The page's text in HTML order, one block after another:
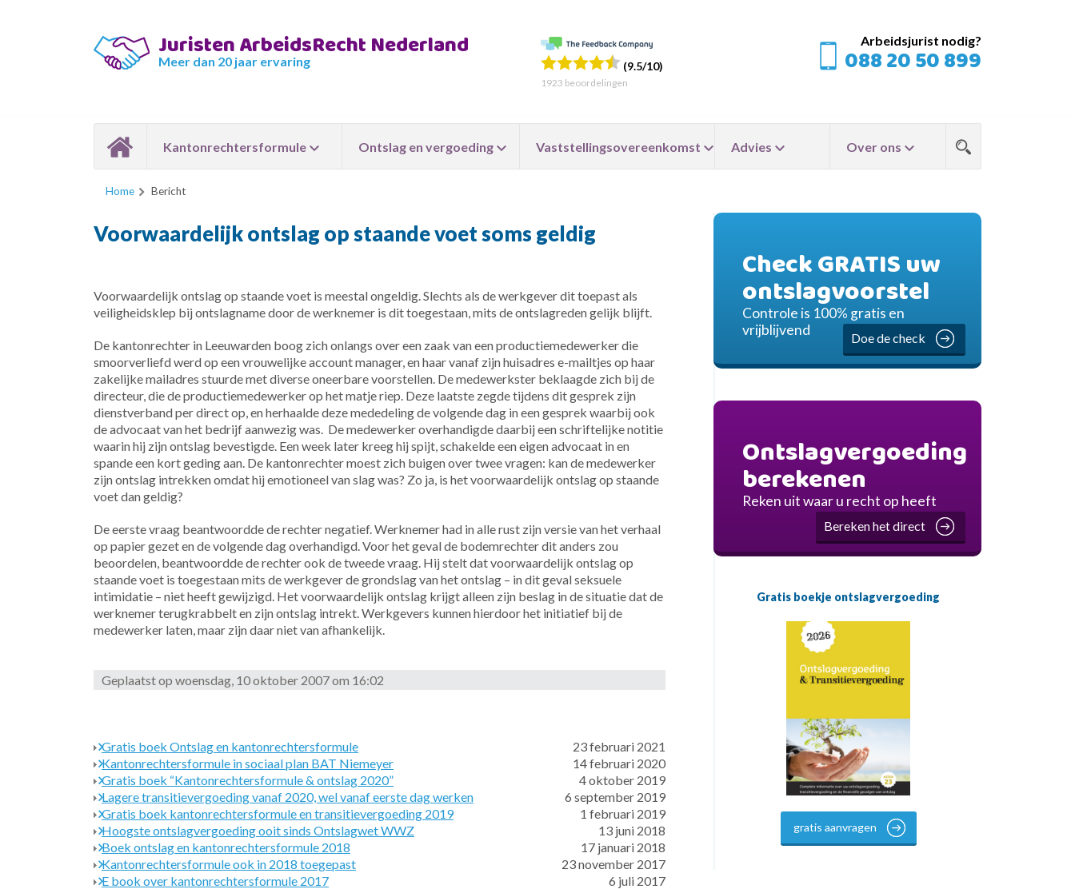
Juristen ArbeidsRecht Nederland
Meer dan 20 jaar ervaring (9.5/10)
1923 beoordelingen
Arbeidsjurist nodig?
088 20 50 899
Kantonrechtersformule Ontslag en vergoeding Vaststellingsovereenkomst Advies Over ons
Home Bericht
Voorwaardelijk ontslag op staande voet soms geldig
Voorwaardelijk ontslag op staande voet is meestal ongeldig. Slechts als de werkgever dit toepast als
veiligheidsklep bij ontslagname door de werknemer is dit toegestaan, mits de ontslagreden gelijk blijft.
De kantonrechter in Leeuwarden boog zich onlangs over een zaak van een productiemedewerker die
smoorverliefd werd op een vrouwelijke account manager, en haar vanaf zijn huisadres e-mailtjes op haar
zakelijke mailadres stuurde met diverse oneerbare voorstellen. De medewerkster beklaagde zich bij de
directeur, die de productiemedewerker op het matje riep. Deze laatste zegde tijdens dit gesprek zijn
dienstverband per direct op, en herhaalde deze mededeling de volgende dag in een gesprek waarbij ook
de advocaat van het bedrijf aanwezig was. De medewerker overhandigde daarbij een schriftelijke notitie
waarin hij zijn ontslag bevestigde. Een week later kreeg hij spijt, schakelde een eigen advocaat in en
spande een kort geding aan. De kantonrechter moest zich buigen over twee vragen: kan de medewerker
zijn ontslag intrekken omdat hij emotioneel van slag was? Zo ja, is het voorwaardelijk ontslag op staande
voet dan geldig?
De eerste vraag beantwoordde de rechter negatief. Werknemer had in alle rust zijn versie van het verhaal
op papier gezet en de volgende dag overhandigd. Voor het geval de bodemrechter dit anders zou
beoordelen, beantwoordde de rechter ook de tweede vraag. Hij stelt dat voorwaardelijk ontslag op
staande voet is toegestaan mits de werkgever de grondslag van het ontslag – in dit geval seksuele
intimidatie – niet heeft gewijzigd. Het voorwaardelijk ontslag krijgt alleen zijn beslag in de situatie dat de
werknemer terugkrabbelt en zijn ontslag intrekt. Werkgevers kunnen hierdoor het initiatief bij de
medewerker laten, maar zijn daar niet van afhankelijk.
Geplaatst op woensdag, 10 oktober 2007 om 16:02
Check GRATIS uw
ontslagvoorstel
Controle is 100% gratis en
vrijblijvend
Doe de check
Ontslagvergoeding
berekenen
Reken uit waar u recht op heeft
Bereken het direct
Gratis boekje ontslagvergoeding
gratis aanvragen
23 februari 2021
Gratis boek Ontslag en kantonrechtersformule
14 februari 2020
Kantonrechtersformule in sociaal plan BAT Niemeyer
4 oktober 2019
Gratis boek “Kantonrechtersformule & ontslag 2020”
6 september 2019
Lagere transitievergoeding vanaf 2020, wel vanaf eerste dag werken
1 februari 2019
Gratis boek kantonrechtersformule en transitievergoeding 2019
13 juni 2018
Hoogste ontslagvergoeding ooit sinds Ontslagwet WWZ
17 januari 2018
Boek ontslag en kantonrechtersformule 2018
23 november 2017
Kantonrechtersformule ook in 2018 toegepast
6 juli 2017
E book over kantonrechtersformule 2017